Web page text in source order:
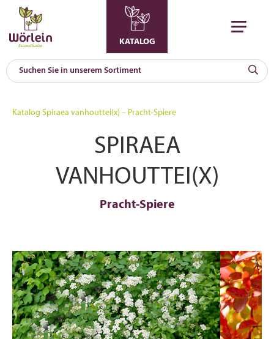
KATALOG
Katalog Spiraea vanhouttei(x) – Pracht-Spiere
SPIRAEA
VANHOUTTEI(X)
Pracht-Spiere